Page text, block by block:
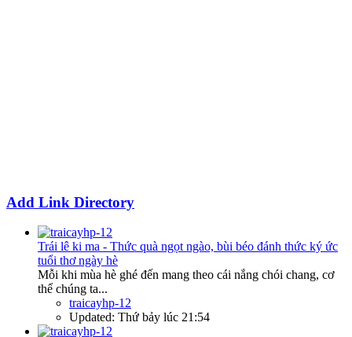
Add Link Directory
Trái lê ki ma - Thức quà ngọt ngào, bùi béo đánh thức ký ức
tuổi thơ ngày hè
Mỗi khi mùa hè ghé đến mang theo cái nắng chói chang, cơ
thể chúng ta...
traicayhp-12
Updated: Thứ bảy lúc 21:54